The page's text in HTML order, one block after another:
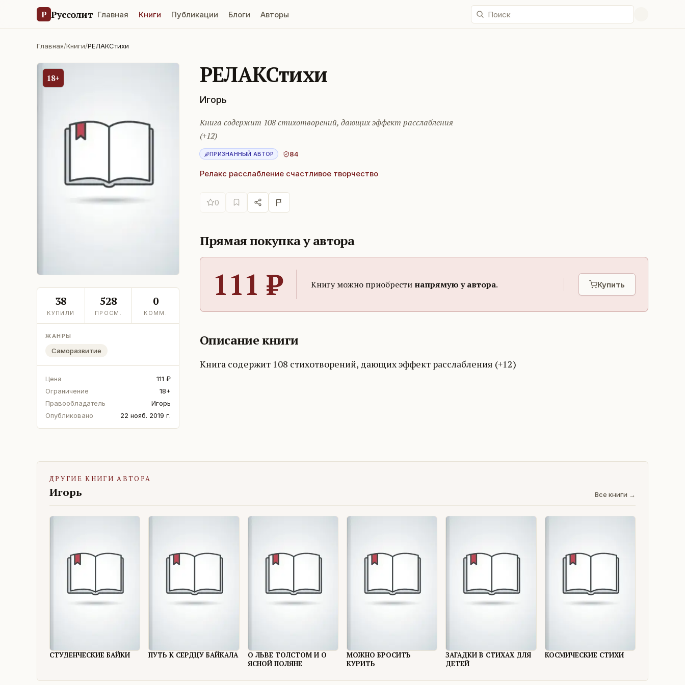
Р Руссолит Главная Книги Публикации Блоги Авторы
Главная/Книги/РЕЛАКСтихи
18+
38
КУПИЛИ
528
ПРОСМ.
0
КОММ.
ЖАНРЫ
Саморазвитие
Цена
111 ₽
Ограничение
18+
Правообладатель
Игорь
Опубликовано
22 нояб. 2019 г.
РЕЛАКСтихи
Игорь
Книга содержит 108 стихотворений, дающих эффект расслабления
(+12)
ПРИЗНАННЫЙ АВТОР 84
Релакс расслабление счастливое творчество
0
Прямая покупка у автора
111 ₽ Книгу можно приобрести напрямую у автора. Купить
Описание книги
Книга содержит 108 стихотворений, дающих эффект расслабления (+12)
ДРУГИЕ КНИГИ АВТОРА
Игорь Все книги →
СТУДЕНЧЕСКИЕ БАЙКИ ПУТЬ К СЕРДЦУ БАЙКАЛА
О ЛЬВЕ ТОЛСТОМ И О
ЯСНОЙ ПОЛЯНЕ
МОЖНО БРОСИТЬ
КУРИТЬ
ЗАГАДКИ В СТИХАХ ДЛЯ
ДЕТЕЙ
КОСМИЧЕСКИЕ СТИХИ